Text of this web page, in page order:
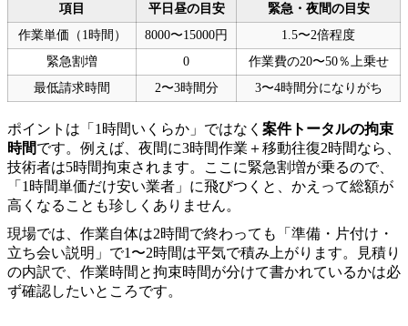
項目 平日昼の目安
緊急・夜間の目安
作業単価（1時間）
8000〜15000円
1.5〜2倍程度
緊急割増
0
作業費の20〜50％上乗せ
最低請求時間
2〜3時間分 3〜4時間分になりがち
ポイントは「1時間いくらか」ではなく 案件トータルの拘束
時間です。例えば、夜間に3時間作業＋移動往復2時間なら、
技術者は5時間拘束されます。ここに緊急割増が乗るので、
「1時間単価だけ安い業者」に飛びつくと、かえって総額が
高くなることも珍しくありません。
現場では、作業自体は2時間で終わっても「準備・片付け・
立ち会い説明」で1〜2時間は平気で積み上がります。見積り
の内訳で、作業時間と拘束時間が分けて書かれているかは必
ず確認したいところです。